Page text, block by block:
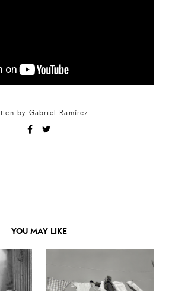
by Gabriel Ramírez
YOU MAY LIKE